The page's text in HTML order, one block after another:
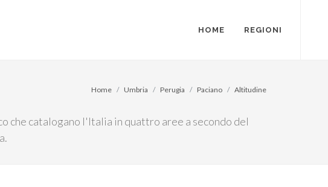
HOME REGIONI
che catalogano l'Italia in quattro aree a secondo del
Home Umbria Perugia Paciano Altitudine